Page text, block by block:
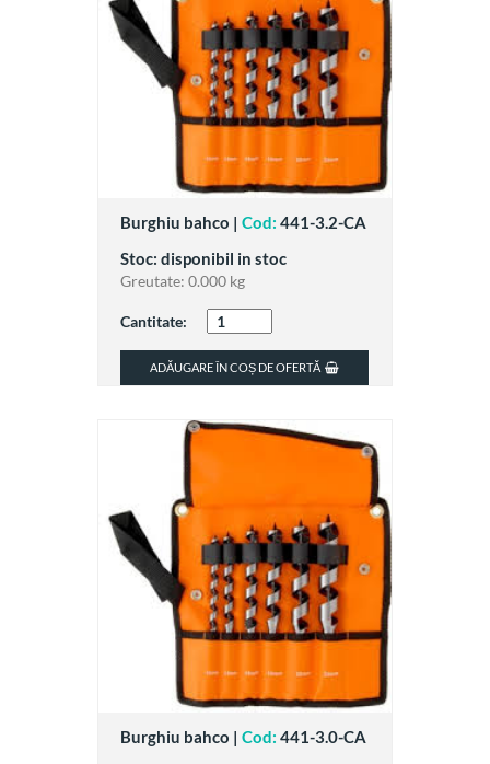
Burghiu bahco | Cod: 441-3.2-CA
Stoc: disponibil in stoc
Greutate: 0.000 kg
Cantitate:
ADĂUGARE ÎN COȘ DE OFERTĂ
Burghiu bahco | Cod: 441-3.0-CA